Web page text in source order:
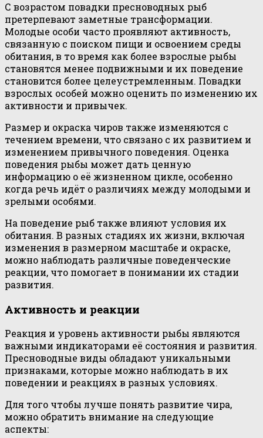
С возрастом повадки пресноводных рыб
претерпевают заметные трансформации.
Молодые особи часто проявляют активность,
связанную с поиском пищи и освоением среды
обитания, в то время как более взрослые рыбы
становятся менее подвижными и их поведение
становится более целеустремленным. Повадки
взрослых особей можно оценить по изменению их
активности и привычек.
Размер и окраска чиров также изменяются с
течением времени, что связано с их развитием и
изменением привычного поведения. Оценка
поведения рыбы может дать ценную
информацию о её жизненном цикле, особенно
когда речь идёт о различиях между молодыми и
зрелыми особями.
На поведение рыб также влияют условия их
обитания. В разных стадиях их жизни, включая
изменения в размерном масштабе и окраске,
можно наблюдать различные поведенческие
реакции, что помогает в понимании их стадии
развития.
Активность и реакции
Реакция и уровень активности рыбы являются
важными индикаторами её состояния и развития.
Пресноводные виды обладают уникальными
признаками, которые можно наблюдать в их
поведении и реакциях в разных условиях.
Для того чтобы лучше понять развитие чира,
можно обратить внимание на следующие
аспекты: